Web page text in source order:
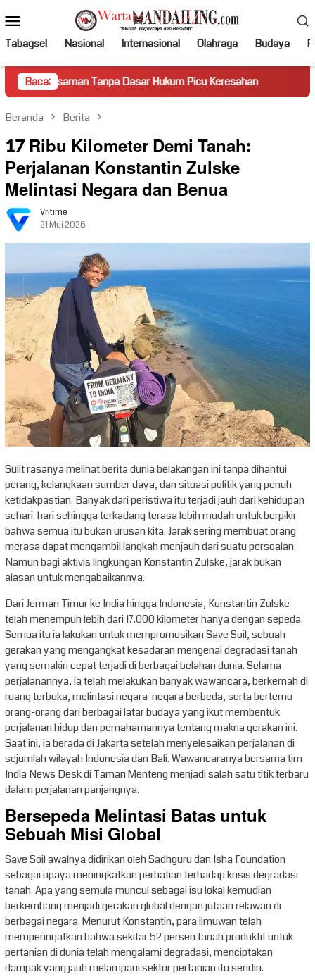
ke
kontenMobile
Tabagsel Nasional Internasional Olahraga Budaya
Baca:
Tanpa Dasar Hukum Picu Keresahan Truk Miring
Beranda Berita
17 Ribu Kilometer Demi Tanah:
Perjalanan Konstantin Zulske
Melintasi Negara dan Benua
Vritime
21 Mei 2026
Sulit rasanya melihat berita dunia belakangan ini tanpa dihantui
perang, kelangkaan sumber daya, dan situasi politik yang penuh
ketidakpastian. Banyak dari peristiwa itu terjadi jauh dari kehidupan
sehari-hari sehingga terkadang terasa lebih mudah untuk berpikir
bahwa semua itu bukan urusan kita. Jarak sering membuat orang
merasa dapat mengambil langkah menjauh dari suatu persoalan.
Namun bagi aktivis lingkungan Konstantin Zulske, jarak bukan
alasan untuk mengabaikannya.
Dari Jerman Timur ke India hingga Indonesia, Konstantin Zulske
telah menempuh lebih dari 17.000 kilometer hanya dengan sepeda.
Semua itu ia lakukan untuk mempromosikan Save Soil, sebuah
gerakan yang mengangkat kesadaran mengenai degradasi tanah
yang semakin cepat terjadi di berbagai belahan dunia. Selama
perjalanannya, ia telah melakukan banyak wawancara, berkemah di
ruang terbuka, melintasi negara-negara berbeda, serta bertemu
orang-orang dari berbagai latar budaya yang ikut membentuk
perjalanan hidup dan pemahamannya tentang makna gerakan ini.
Saat ini, ia berada di Jakarta setelah menyelesaikan perjalanan di
sejumlah wilayah Indonesia dan Bali. Wawancaranya bersama tim
India News Desk di Taman Menteng menjadi salah satu titik terbaru
dalam perjalanan panjangnya.
Bersepeda Melintasi Batas untuk
Sebuah Misi Global
Save Soil awalnya didirikan oleh Sadhguru dan Isha Foundation
sebagai upaya meningkatkan perhatian terhadap krisis degradasi
tanah. Apa yang semula muncul sebagai isu lokal kemudian
berkembang menjadi gerakan global dengan jutaan relawan di
berbagai negara. Menurut Konstantin, para ilmuwan telah
memperingatkan bahwa sekitar 52 persen tanah produktif untuk
pertanian di dunia telah mengalami degradasi, menciptakan
dampak yang jauh melampaui sektor pertanian itu sendiri.